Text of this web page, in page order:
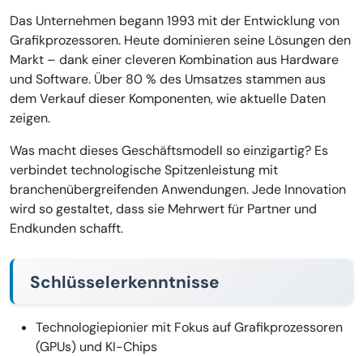
Das Unternehmen begann 1993 mit der Entwicklung von
Grafikprozessoren. Heute dominieren seine Lösungen den
Markt – dank einer cleveren Kombination aus Hardware
und Software. Über 80 % des Umsatzes stammen aus
dem Verkauf dieser Komponenten, wie aktuelle Daten
zeigen.
Was macht dieses Geschäftsmodell so einzigartig? Es
verbindet technologische Spitzenleistung mit
branchenübergreifenden Anwendungen. Jede Innovation
wird so gestaltet, dass sie Mehrwert für Partner und
Endkunden schafft.
Schlüsselerkenntnisse
Technologiepionier mit Fokus auf Grafikprozessoren
(GPUs) und KI-Chips